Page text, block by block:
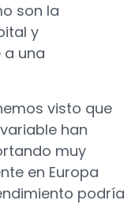
son la
y
una
visto que
han
muy
en Europa
podría